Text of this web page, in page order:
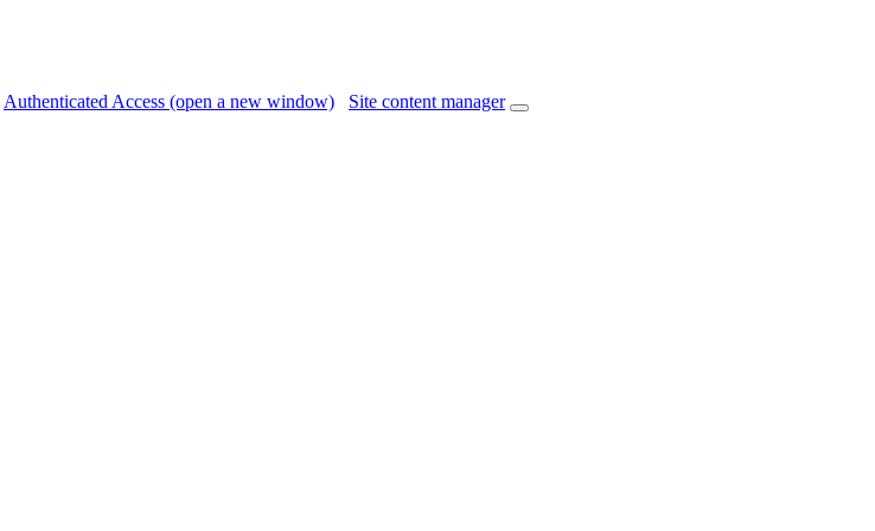
Authenticated Access (open a new window) Site content manager